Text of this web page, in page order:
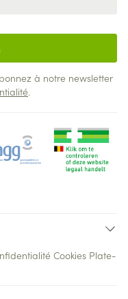
à notre newsletter
.
Cookies Plate-